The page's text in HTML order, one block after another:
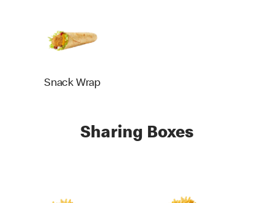
Snack Wrap
Sharing Boxes